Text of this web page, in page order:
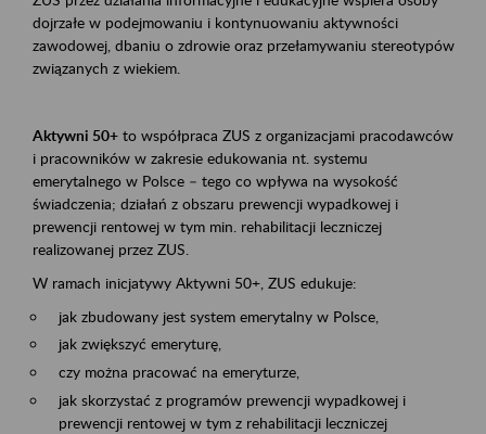
dojrzałe w podejmowaniu i kontynuowaniu aktywności
zawodowej, dbaniu o zdrowie oraz przełamywaniu stereotypów
związanych z wiekiem.
Aktywni 50+ to współpraca ZUS z organizacjami pracodawców
i pracowników w zakresie edukowania nt. systemu
emerytalnego w Polsce – tego co wpływa na wysokość
świadczenia; działań z obszaru prewencji wypadkowej i
prewencji rentowej w tym min. rehabilitacji leczniczej
realizowanej przez ZUS.
W ramach inicjatywy Aktywni 50+, ZUS edukuje:
jak zbudowany jest system emerytalny w Polsce,
jak zwiększyć emeryturę,
czy można pracować na emeryturze,
jak skorzystać z programów prewencji wypadkowej i
prewencji rentowej w tym z rehabilitacji leczniczej